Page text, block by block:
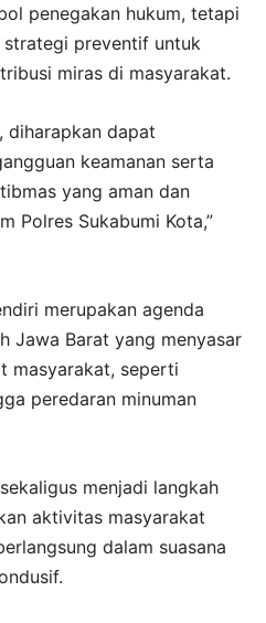
penegakan hukum, tetapi
preventif untuk
miras di masyarakat.
diharapkan dapat
keamanan serta
yang aman dan
Polres Sukabumi Kota,”
merupakan agenda
Jawa Barat yang menyasar
masyarakat, seperti
peredaran minuman
menjadi langkah
aktivitas masyarakat
dalam suasana